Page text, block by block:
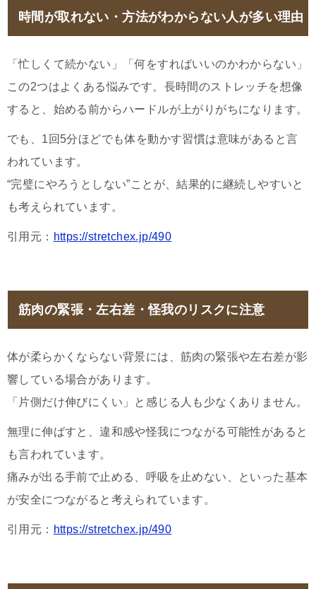
時間が取れない・方法がわからない人が多い理由
「忙しくて続かない」「何をすればいいのかわからない」
この2つはよくある悩みです。長時間のストレッチを想像
すると、始める前からハードルが上がりがちになります。
でも、1回5分ほどでも体を動かす習慣は意味があると言
われています。
“完璧にやろうとしない”ことが、結果的に継続しやすいと
も考えられています。
引用元： https://stretchex.jp/490
筋肉の緊張・左右差・怪我のリスクに注意
体が柔らかくならない背景には、筋肉の緊張や左右差が影
響している場合があります。
「片側だけ伸びにくい」と感じる人も少なくありません。
無理に伸ばすと、違和感や怪我につながる可能性があると
も言われています。
痛みが出る手前で止める、呼吸を止めない、といった基本
が安全につながると考えられています。
引用元： https://stretchex.jp/490